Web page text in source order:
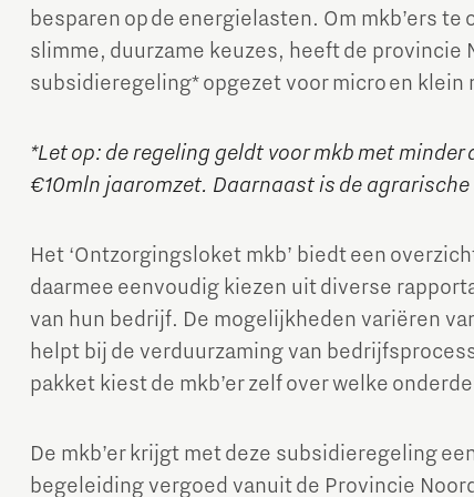
besparen op de energielasten. Om mkb’ers
slimme, duurzame keuzes, heeft de provincie
subsidieregeling* opgezet voor micro en klein
*Let op: de regeling geldt voor mkb met
€10mln jaaromzet. Daarnaast is de
Het ‘Ontzorgingsloket mkb’ biedt een
daarmee eenvoudig kiezen uit diverse
van hun bedrijf. De mogelijkheden variëren
helpt bij de verduurzaming van
pakket kiest de mkb’er zelf over welke
De mkb’er krijgt met deze subsidieregeling
begeleiding vergoed vanuit de Provincie